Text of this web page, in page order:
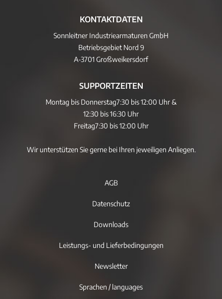
KONTAKTDATEN
Sonnleitner Industriearmaturen GmbH
Betriebsgebiet Nord 9
A-3701 Großweikersdorf
SUPPORTZEITEN
Montag bis Donnerstag7:30 bis 12:00 Uhr &
12:30 bis 16:30 Uhr
Freitag7:30 bis 12:00 Uhr
Wir unterstützen Sie gerne bei Ihren jeweiligen Anliegen.
AGB
Datenschutz
Downloads
Leistungs- und Lieferbedingungen
Newsletter
Sprachen / languages